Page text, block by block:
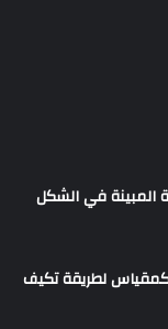
المبينة في الشكل
كمقياس لطريقة تكيف